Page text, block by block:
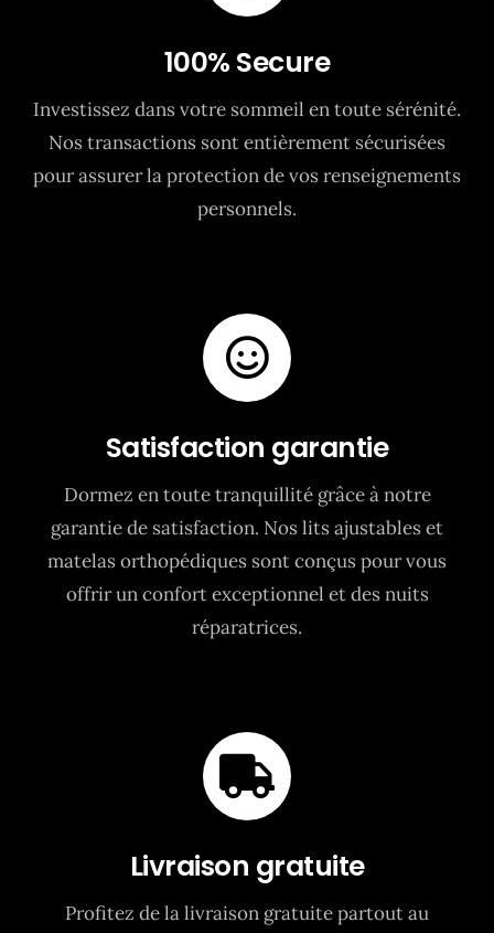
100% Secure
Investissez dans votre sommeil en toute sérénité.
Nos transactions sont entièrement sécurisées
pour assurer la protection de vos renseignements
personnels.
Satisfaction garantie
Dormez en toute tranquillité grâce à notre
garantie de satisfaction. Nos lits ajustables et
matelas orthopédiques sont conçus pour vous
offrir un confort exceptionnel et des nuits
réparatrices.
Livraison gratuite
Profitez de la livraison gratuite partout au